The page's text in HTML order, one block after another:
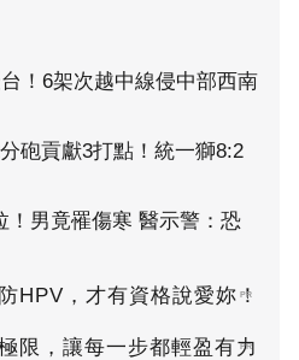
！6架次越中線侵中部西南
砲貢獻3打點！統一獅8:2
！男竟罹傷寒 醫示警：恐
HPV，才有資格說愛妳！
PR
限，讓每一步都輕盈有力
PR